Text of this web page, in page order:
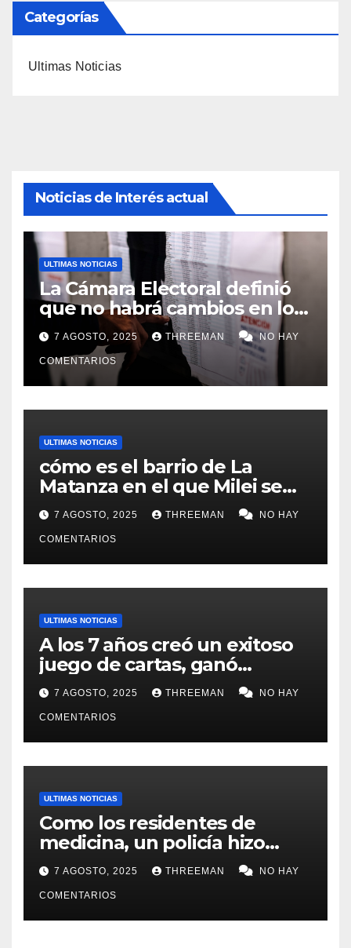
Categorías
Ultimas Noticias
Noticias de Interés actual
ULTIMAS NOTICIAS
La Cámara Electoral definió
que no habrá cambios en los
lugares de votación en La
Matanza
7 AGOSTO, 2025 THREEMAN NO HAY
COMENTARIOS
ULTIMAS NOTICIAS
cómo es el barrio de La
Matanza en el que Milei se
sacó la foto de lanzamiento
de campaña en provincia de
Buenos Aires
7 AGOSTO, 2025 THREEMAN NO HAY
COMENTARIOS
ULTIMAS NOTICIAS
A los 7 años creó un exitoso
juego de cartas, ganó
millones y ahora vendió la
idea para cumplir su sueño
7 AGOSTO, 2025 THREEMAN NO HAY
COMENTARIOS
ULTIMAS NOTICIAS
Como los residentes de
medicina, un policía hizo
trampa en un examen para
obtener un ascenso en Santa
Fe y fue suspendido
7 AGOSTO, 2025 THREEMAN NO HAY
COMENTARIOS